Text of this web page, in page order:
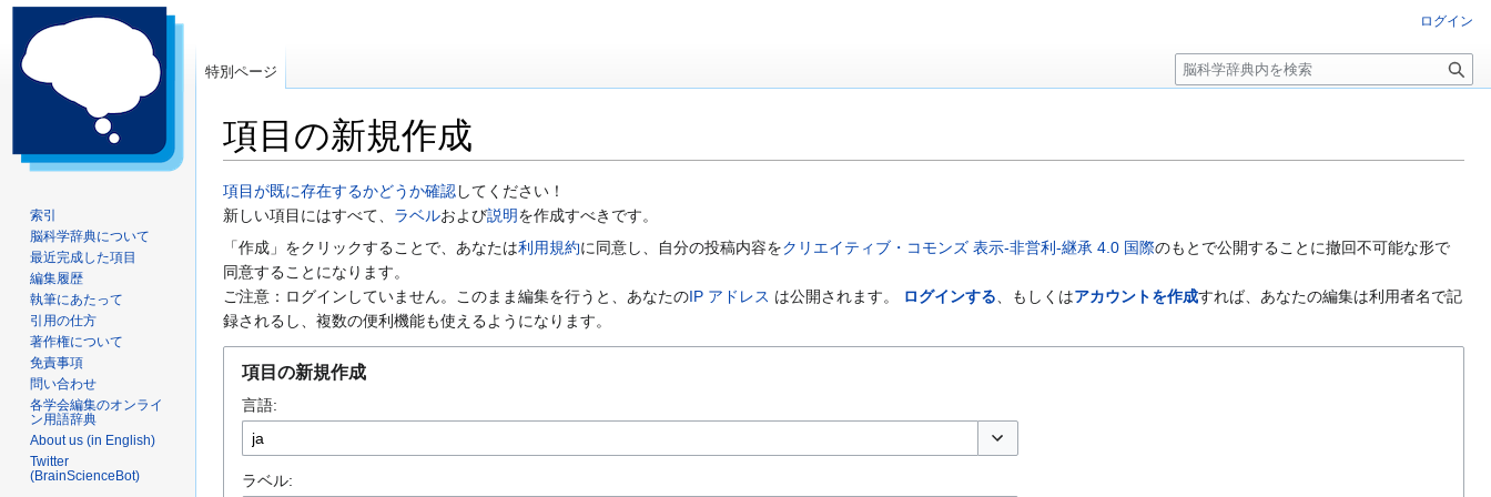
項目の新規作成
ナ
ビ
ゲ
ー
シ
ョ
検
索
に
移
動
項目が既に存在するかどうか確認してください！
新しい項目にはすべて、 ラベルおよび説明を作成すべきです。
「作成」をクリックすることで、あなたは利用規約に同意し、自分の投稿内容をクリエイティブ・コモンズ 表示-非営利-継承 4.0 国際のもとで公開することに撤回不可能な形で
同意することになります。
ご注意：ログインしていません。このまま編集を行うと、あなたのIP アドレス は公開されます。 ログインする、もしくはアカウントを作成すれば、あなたの編集は利用者名で記
録されるし、複数の便利機能も使えるようになります。
項目の新規作成
言語:
ラベル:
ログイン
特別ページ
検
索
索引
脳科学辞典について
最近完成した項目
編集履歴
執筆にあたって
引用の仕方
著作権について
免責事項
問い合わせ
各学会編集のオンライ
ン用語辞典
About us (in English)
Twitter
(BrainScienceBot)